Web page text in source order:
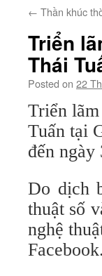
← Thần khúc
Triển
Thái
Posted on 22
Triển
Tuấn tại
đến ngày
Do dịch
thuật số
nghệ
Facebook.